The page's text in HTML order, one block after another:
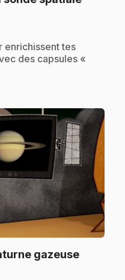
enrichissent tes
des capsules «
gazeuse.